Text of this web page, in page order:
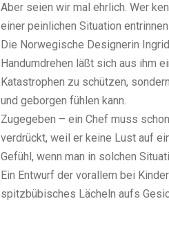
Aber seien wir mal ehrlich. Wer
einer peinlichen Situation
Die Norwegische Designerin
Handumdrehen läßt sich aus ihm
Katastrophen zu schützen,
und geborgen fühlen kann.
Zugegeben – ein Chef muss
verdrückt, weil er keine Lust auf
Gefühl, wenn man in solchen
Ein Entwurf der vorallem bei
spitzbübisches Lächeln aufs